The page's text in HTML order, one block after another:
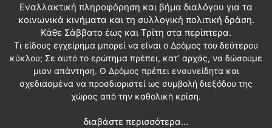
Εναλλακτική πληροφόρηση και βήμα διαλόγου για τα
κοινωνικά κινήματα και τη συλλογική πολιτική δράση.
Κάθε Σάββατο έως και Τρίτη στα περίπτερα.
Τι είδους εγχείρημα μπορεί να είναι ο Δρόμος του δεύτερου
κύκλου; Σε αυτό το ερώτημα πρέπει, κατ’ αρχάς, να δώσουμε
μιαν απάντηση. Ο Δρόμος πρέπει ενσυνείδητα και
σχεδιασμένα να προσδιοριστεί ως συμβολή διεξόδου της
χώρας από την καθολική κρίση.
διαβάστε περισσότερα...